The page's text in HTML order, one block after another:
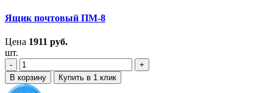
Ящик почтовый ПМ-8
Цена 1911 руб.
шт.
‐
+
В корзину
Купить в 1 клик